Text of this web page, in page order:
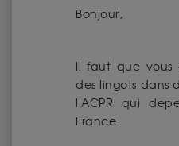
Bonjour,
Il faut que
des lingots dans
l'ACPR qui
France.